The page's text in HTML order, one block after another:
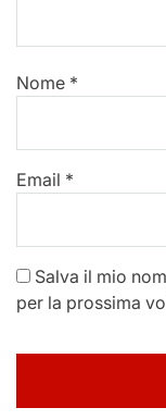
Nome *
Email *
Salva il mio
per la prossima